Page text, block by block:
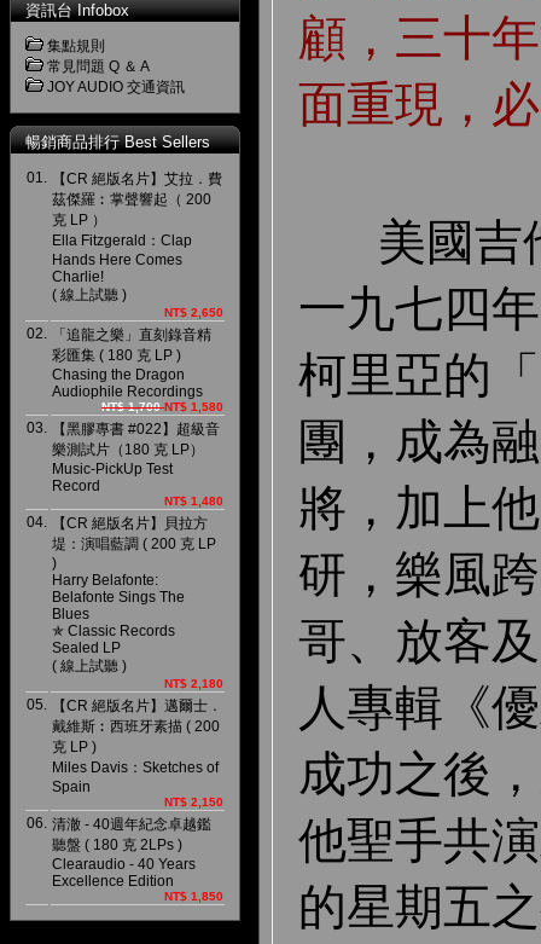
資訊台 Infobox
集點規則
常見問題 Q ＆ A
JOY AUDIO 交通資訊
暢銷商品排行 Best Sellers
01.
【CR 絕版名片】艾拉．費
茲傑羅︰掌聲響起（ 200
克 LP ）
Ella Fitzgerald：Clap
Hands Here Comes
Charlie!
( 線上試聽 )
NT$ 2,650
02.
「追龍之樂」直刻錄音精
彩匯集 ( 180 克 LP )
Chasing the Dragon
Audiophile Recordings
NT$ 1,700NT$ 1,580
03.
【黑膠專書 #022】超級音
樂測試片（180 克 LP）
Music-PickUp Test
Record
NT$ 1,480
04.
【CR 絕版名片】貝拉方
堤：演唱藍調 ( 200 克 LP
)
Harry Belafonte:
Belafonte Sings The
Blues
✯ Classic Records
Sealed LP
( 線上試聽 )
NT$ 2,180
05.
【CR 絕版名片】邁爾士．
戴維斯︰西班牙素描 ( 200
克 LP )
Miles Davis：Sketches of
Spain
NT$ 2,150
06. 清澈 - 40週年紀念卓越鑑
聽盤 ( 180 克 2LPs )
Clearaudio - 40 Years
Excellence Edition
NT$ 1,850
顧，三十
面重現，
美國吉
一九七四
柯里亞的
團，成為
將，加上
研，樂風
哥、放客
人專輯《
成功之後
他聖手共
的星期五